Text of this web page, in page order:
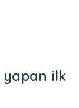
yapan ilk